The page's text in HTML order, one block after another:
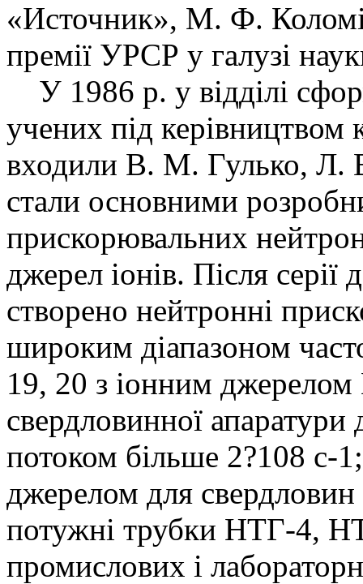
«Источник», М. Ф.
премії УРСР у галузі
У 1986 р. у відділі
учених під
входили В. М. Гулько, Л.
стали основними
прискорювальних
джерел іонів. Після
створено нейтронні
широким діапазоном
19, 20 з іонним джерелом
свердловинної
потоком більше 2?108 с-
джерелом для свердловин
потужні трубки НТГ-4,
промислових і